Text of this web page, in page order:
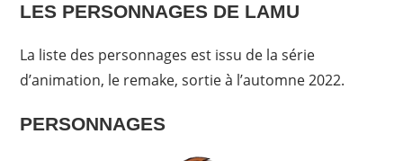
LES PERSONNAGES DE LAMU
La liste des personnages est issu de la série
d’animation, le remake, sortie à l’automne 2022.
PERSONNAGES